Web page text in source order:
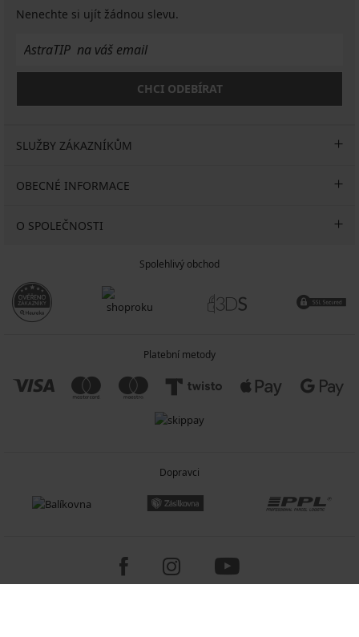
Nenechte si ujít žádnou slevu.
CHCI ODEBÍRAT
SLUŽBY ZÁKAZNÍKŮM
OBECNÉ INFORMACE
O SPOLEČNOSTI
Spolehlivý obchod
Platební metody
Dopravci